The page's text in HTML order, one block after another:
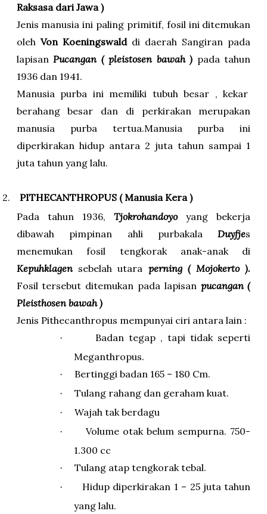
Raksasa dari Jawa )
Jenis manusia ini paling primitif, fosil ini ditemukan
oleh Von Koeningswalddi daerah Sangiran pada
lapisan Pucangan ( pleistosen bawah ) pada tahun
1936 dan 1941.
Manusia purba ini memiliki tubuh besar , kekar
berahang besar dan di perkirakan merupakan
manusia purba tertua.Manusia purba ini
diperkirakan hidup antara 2 juta tahun sampai 1
juta tahun yang lalu.
2.
PITHECANTHROPUS ( Manusia Kera )
Pada tahun 1936,Tjokrohandoyoyang bekerja
dibawah pimpinan ahli purbakala Duyfjes
menemukan fosil tengkorak anak-anak di
Kepuhklagensebelah utara perning ( Mojokerto ).
Fosil tersebut ditemukan pada lapisan pucangan (
Pleisthosen bawah )
Jenis Pithecanthropus mempunyai ciri antara lain :
·
Badan tegap , tapi tidak seperti
Meganthropus.
· Bertinggi badan 165 – 180 Cm.
· Tulang rahang dan geraham kuat.
· Wajah tak berdagu
·
Volume otak belum sempurna. 750-
1.300 cc
· Tulang atap tengkorak tebal.
·
Hidup diperkirakan 1 – 25 juta tahun
yang lalu.